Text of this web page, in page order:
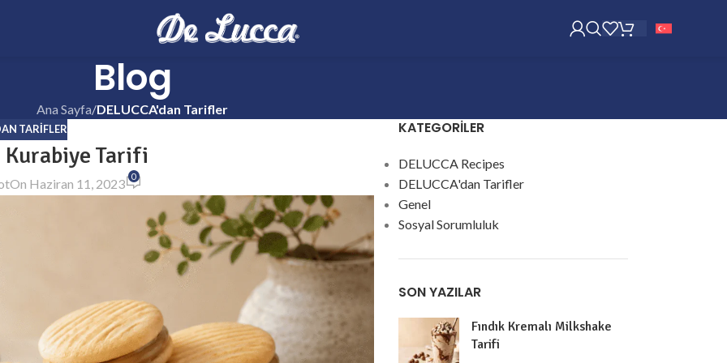
Blog
Ana Sayfa/DELUCCA'dan Tarifler
TARIFLER
Kurabiye Tarifi
On Haziran 11, 2023 0
KATEGORILER
DELUCCA Recipes
DELUCCA'dan Tarifler
Genel
Sosyal Sorumluluk
SON YAZILAR
Fındık Kremalı Milkshake
Tarifi